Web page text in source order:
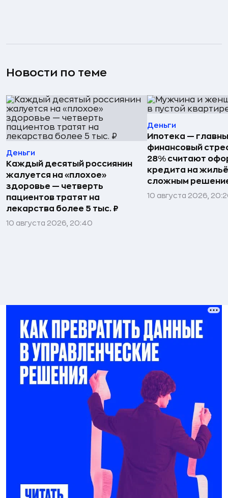
Новости по теме
Деньги
Каждый десятый россиянин
жалуется на «плохое»
здоровье — четверть
пациентов тратят на
лекарства более 5 тыс. ₽
10 августа 2026, 20:40
Деньги
Ипотека —
финансовый
28% считают
кредита на
сложным
10 августа 2026,